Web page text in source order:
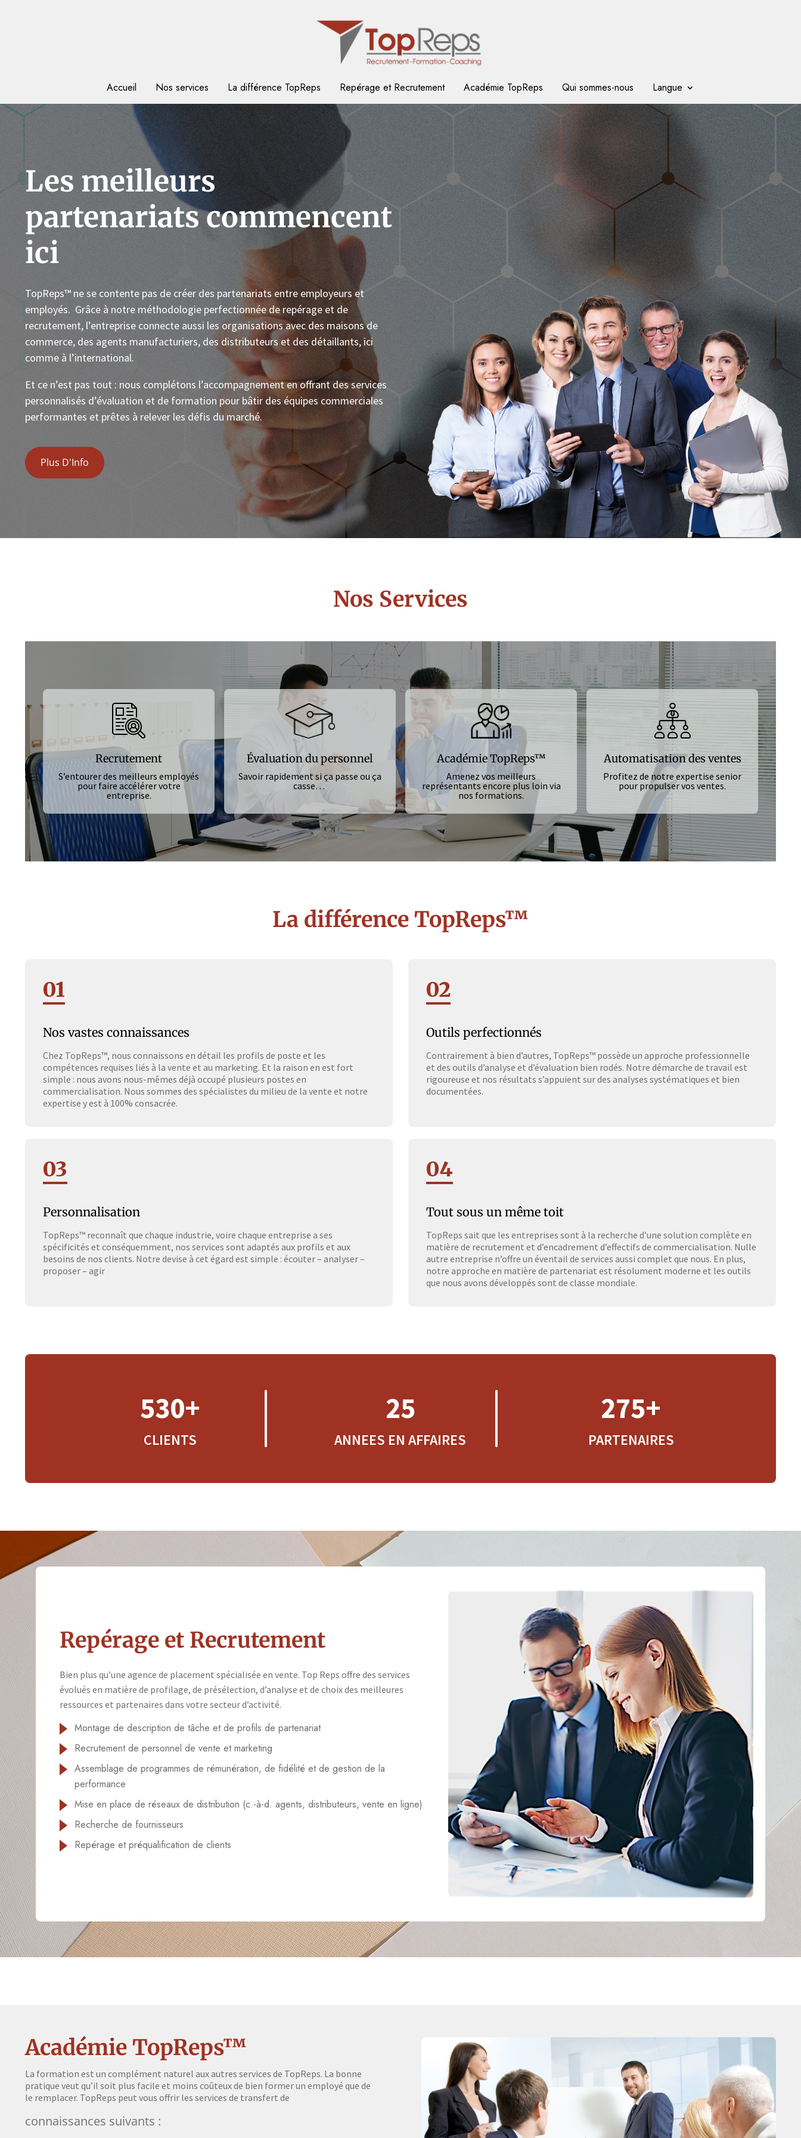
Accueil Nos services La différence TopReps Repérage et Recrutement Académie TopReps Qui sommes-nous Langue
Les meilleurs
partenariats commencent
ici
TopReps™ ne se contente pas de créer des partenariats entre employeurs et
employés. Grâce à notre méthodologie perfectionnée de repérage et de
recrutement, l’entreprise connecte aussi les organisations avec des maisons de
commerce, des agents manufacturiers, des distributeurs et des détaillants, ici
comme à l’international.
Et ce n’est pas tout : nous complétons l’accompagnement en offrant des services
personnalisés d’évaluation et de formation pour bâtir des équipes commerciales
performantes et prêtes à relever les défis du marché.
Plus D'Info
Nos Services
Recrutement
S’entourer des meilleurs employés
pourfaire accélérer votre
entreprise.
Évaluation du personnel
Savoir rapidement si ça passe ou ça
casse…
Académie TopReps™
Amenez vos meilleurs
représentants encore plus loin via
nos formations.
Automatisation des ventes
Profitez de notre expertise senior
pour propulser vos ventes.
La différence TopReps™
01
Nos vastes connaissances
Chez TopReps™, nous connaissons en détail les profils de poste et les
compétences requises liés à la vente et au marketing. Et la raison en est fort
simple : nous avons nous-mêmes déjà occupé plusieurs postes en
commercialisation. Nous sommes des spécialistes du milieu de la vente et notre
expertise y est à 100% consacrée.
02
Outils perfectionnés
Contrairement à bien d’autres, TopReps™ possède un approche professionnelle
et des outils d’analyse et d’évaluation bien rodés. Notre démarche de travail est
rigoureuse et nos résultats s’appuient sur des analyses systématiques et bien
documentées.
03
Personnalisation
TopReps™ reconnaît que chaque industrie, voire chaque entreprise a ses
spécificités et conséquemment, nos services sont adaptés aux profils et aux
besoins de nos clients. Notre devise à cet égard est simple : écouter – analyser –
proposer – agir
04
Tout sous un même toit
TopReps sait que les entreprises sont à la recherche d’une solution complète en
matière de recrutement et d’encadrement d’effectifs de commercialisation. Nulle
autre entreprise n’offre un éventail de services aussi complet que nous. En plus,
notre approche en matière de partenariat est résolument moderne et les outils
que nous avons développés sont de classe mondiale.
530+
CLIENTS
25
ANNEES EN AFFAIRES
275+
PARTENAIRES
Repérage et Recrutement
Bien plus qu’une agence de placement spécialisée en vente. Top Reps offre des services
évolués en matière de profilage, de présélection, d’analyse et de choix des meilleures
ressources et partenaires dans votre secteur d’activité.
Montage de description de tâche et de profils de partenariat
Recrutement de personnel de vente et marketing
Assemblage de programmes de rémunération, de fidélité et de gestion de la
performance
Mise en place de réseaux de distribution (c.-à-d. agents, distributeurs, vente en ligne)
Recherche de fournisseurs
Repérage et préqualification de clients
Académie TopReps™
La formation est un complément naturel aux autres services de TopReps. La bonne
pratique veut qu’il soit plus facile et moins coûteux de bien former un employé que de
le remplacer. TopReps peut vous offrir les services de transfert de
connaissances suivants :